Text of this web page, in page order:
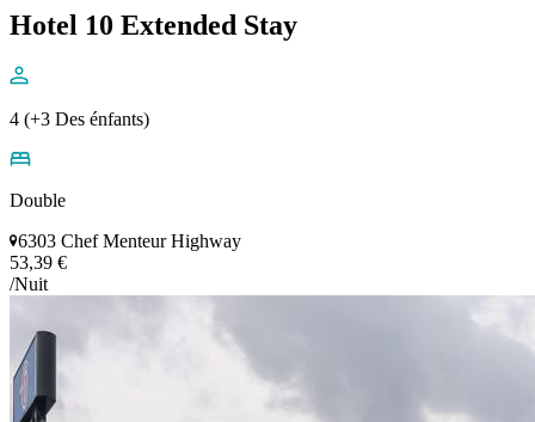
Hotel 10 Extended Stay
4 (+3 Des énfants)
Double
6303 Chef Menteur Highway
53,39 €
/Nuit